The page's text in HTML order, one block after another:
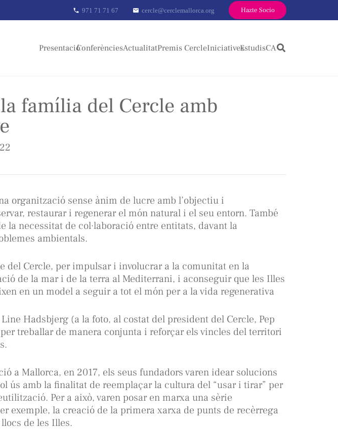
phone 971 71 71 67 mail cercle@cerclemallorca.org Hazte Socio
PresentacióConferènciesActualitatPremis CercleIniciativesEstudisCA
família del Cercle amb
organització sense ànim de lucre amb l’objectiu i
restaurar i regenerar el món natural i el seu entorn. També
la necessitat de col·laboració entre entitats, davant la
ambientals.
del Cercle, per impulsar i involucrar a la comunitat en la
de la mar i de la terra al Mediterrani, i aconseguir que les Illes
en un model a seguir a tot el món per a la vida regenerativa
Hadsbjerg (a la foto, al costat del president del Cercle, Pep
treballar de manera conjunta i reforçar els vincles del territori
a Mallorca, en 2017, els seus fundadors varen idear solucions
ús amb la finalitat de reemplaçar la cultura del “usar i tirar” per
Per a això, varen posar en marxa una sèrie
exemple, la creació de la primera xarxa de punts de recèrrega
de les Illes.